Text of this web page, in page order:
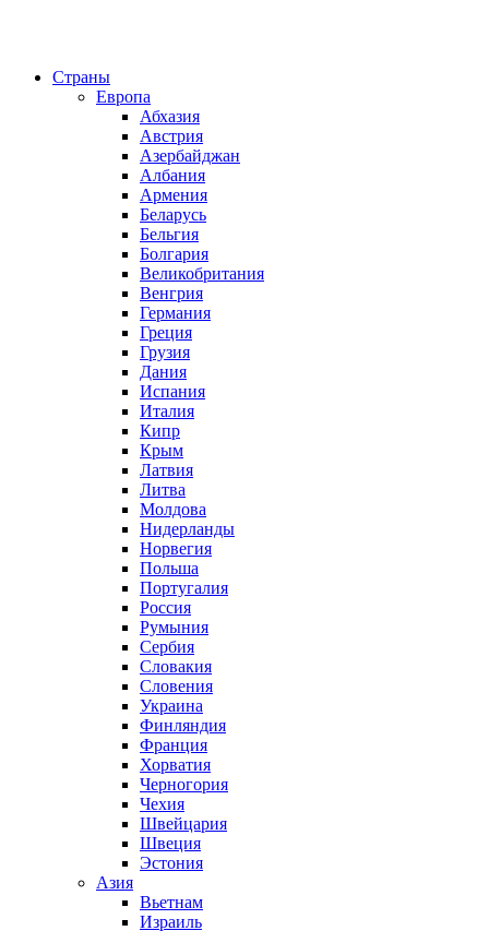
Страны
Европа
Абхазия
Австрия
Азербайджан
Албания
Армения
Беларусь
Бельгия
Болгария
Великобритания
Венгрия
Германия
Греция
Грузия
Дания
Испания
Италия
Кипр
Крым
Латвия
Литва
Молдова
Нидерланды
Норвегия
Польша
Португалия
Россия
Румыния
Сербия
Словакия
Словения
Украина
Финляндия
Франция
Хорватия
Черногория
Чехия
Швейцария
Швеция
Эстония
Азия
Вьетнам
Израиль